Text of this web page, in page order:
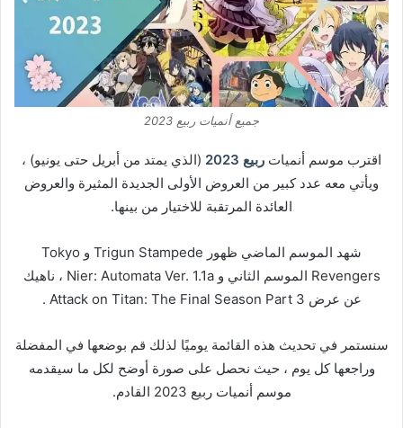
جميع أنميات ربيع 2023
اقترب موسم أنميات ربيع 2023
(الذي يمتد من أبريل حتى يونيو) ،
ويأتي معه عدد كبير من العروض الأولى الجديدة المثيرة والعروض
العائدة المرتقبة للاختيار من بينها.
شهد الموسم الماضي ظهور Trigun Stampede و Tokyo
Revengers الموسم الثاني و Nier: Automata Ver. 1.1a ، ناهيك
عن عرض Attack on Titan: The Final Season Part 3 .
سنستمر في تحديث هذه القائمة يوميًا لذلك قم بوضعها في المفضلة
وراجعها كل يوم ، حيث نحصل على صورة أوضح لكل ما سيقدمه
موسم أنميات ربيع 2023 القادم.